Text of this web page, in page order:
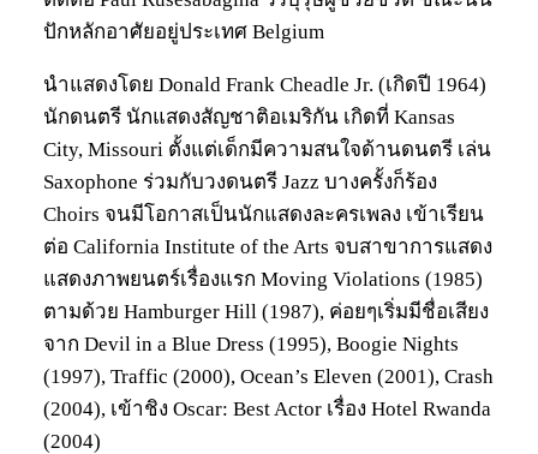
ปักหลักอาศัยอยู่ประเทศ Belgium
นำแสดงโดย Donald Frank Cheadle Jr. (เกิดปี 1964)
นักดนตรี นักแสดงสัญชาติอเมริกัน เกิดที่ Kansas
City, Missouri ตั้งแต่เด็กมีความสนใจด้านดนตรี เล่น
Saxophone ร่วมกับวงดนตรี Jazz บางครั้งก็ร้อง
Choirs จนมีโอกาสเป็นนักแสดงละครเพลง เข้าเรียน
ต่อ California Institute of the Arts จบสาขาการแสดง
แสดงภาพยนตร์เรื่องแรก Moving Violations (1985)
ตามด้วย Hamburger Hill (1987), ค่อยๆเริ่มมีชื่อเสียง
จาก Devil in a Blue Dress (1995), Boogie Nights
(1997), Traffic (2000), Ocean’s Eleven (2001), Crash
(2004), เข้าชิง Oscar: Best Actor เรื่อง Hotel Rwanda
(2004)